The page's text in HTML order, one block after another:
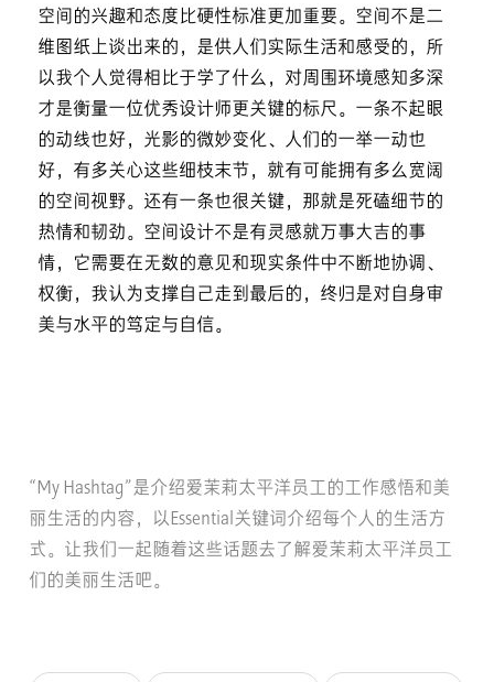
空间的兴趣和态度比硬性标准更加重要。空间不是二
维图纸上谈出来的，是供人们实际生活和感受的，所
以我个人觉得相比于学了什么，对周围环境感知多深
才是衡量一位优秀设计师更关键的标尺。一条不起眼
的动线也好，光影的微妙变化、人们的一举一动也
好，有多关心这些细枝末节，就有可能拥有多么宽阔
的空间视野。还有一条也很关键，那就是死磕细节的
热情和韧劲。空间设计不是有灵感就万事大吉的事
情，它需要在无数的意见和现实条件中不断地协调、
权衡，我认为支撑自己走到最后的，终归是对自身审
美与水平的笃定与自信。
“My Hashtag”是介绍爱茉莉太平洋员工的工作感悟和美
丽生活的内容，以Essential关键词介绍每个人的生活方
式。让我们一起随着这些话题去了解爱茉莉太平洋员工
们的美丽生活吧。